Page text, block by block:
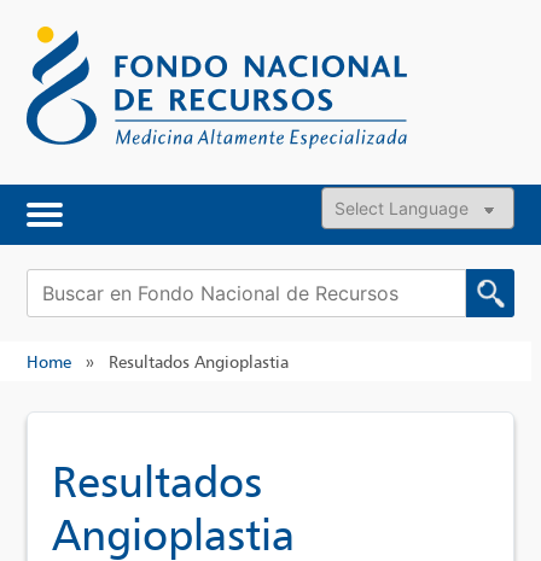
content
Powered by
Buscar:
Home » Resultados Angioplastia
Resultados
Angioplastia